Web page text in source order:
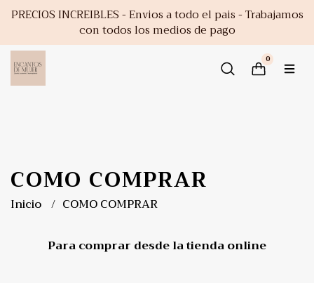
PRECIOS INCREIBLES - Envios a todo el pais - Trabajamos
con todos los medios de pago
0
COMO COMPRAR
Inicio COMO COMPRAR
Para comprar desde la tienda online